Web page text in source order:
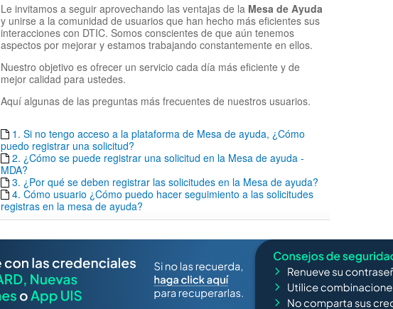
Le invitamos a seguir aprovechando las ventajas de la Mesa de Ayuda
y unirse a la comunidad de usuarios que han hecho más eficientes sus
interacciones con DTIC. Somos conscientes de que aún tenemos
aspectos por mejorar y estamos trabajando constantemente en ellos.
Nuestro objetivo es ofrecer un servicio cada día más eficiente y de
mejor calidad para ustedes.
Aquí algunas de las preguntas más frecuentes de nuestros usuarios.
1. Si no tengo acceso a la plataforma de Mesa de ayuda, ¿Cómo
puedo registrar una solicitud?
2. ¿Cómo se puede registrar una solicitud en la Mesa de ayuda -
MDA?
3. ¿Por qué se deben registrar las solicitudes en la Mesa de ayuda?
4. Cómo usuario ¿Cómo puedo hacer seguimiento a las solicitudes
registras en la mesa de ayuda?